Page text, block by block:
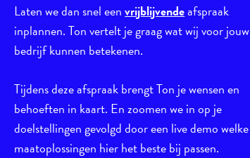
Laten we dan snel eenvrijblijvendeafspraak
inplannen. Ton vertelt je graag wat wij voor jouw
bedrijf kunnen betekenen.
Tijdens deze afspraak brengt Ton je wensen en
behoeften in kaart. En zoomen we in op je
doelstellingen gevolgd door een live demo welke
maatoplossingen hier het beste bij passen.